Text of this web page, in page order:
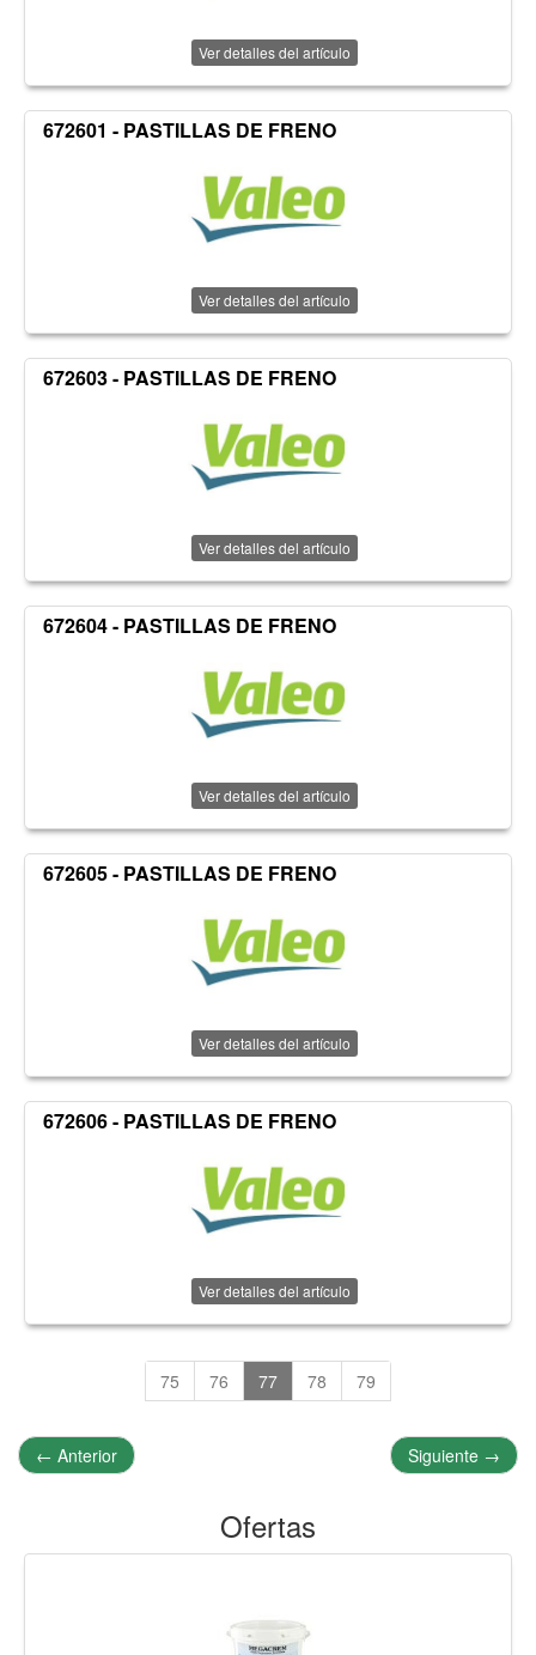
Ver detalles del artículo
672601 - PASTILLAS DE FRENO
Ver detalles del artículo
672603 - PASTILLAS DE FRENO
Ver detalles del artículo
672604 - PASTILLAS DE FRENO
Ver detalles del artículo
672605 - PASTILLAS DE FRENO
Ver detalles del artículo
672606 - PASTILLAS DE FRENO
Ver detalles del artículo
75 76 77 78 79
← Anterior Siguiente →
Ofertas